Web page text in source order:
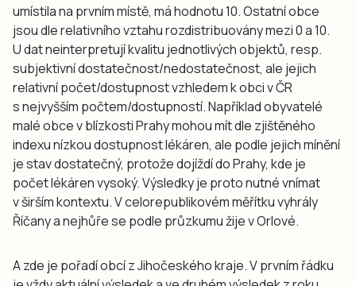
umístila na prvním místě, má hodnotu 10. Ostatní obce
jsou dle relativního vztahu rozdistribuovány mezi 0 a 10.
U dat neinterpretují kvalitu jednotlivých objektů, resp.
subjektivní dostatečnost/nedostatečnost, ale jejich
relativní počet/dostupnost vzhledem k obci v ČR
s nejvyšším počtem/dostupností. Například obyvatelé
malé obce v blízkosti Prahy mohou mít dle zjištěného
indexu nízkou dostupnost lékáren, ale podle jejich mínění
je stav dostatečný, protože dojíždí do Prahy, kde je
počet lékáren vysoký. Výsledky je proto nutné vnímat
v širším kontextu. V celorepublikovém měřítku vyhrály
Říčany a nejhůře se podle průzkumu žije v Orlové.
A zde je pořadí obcí z Jihočeského kraje. V prvním řádku